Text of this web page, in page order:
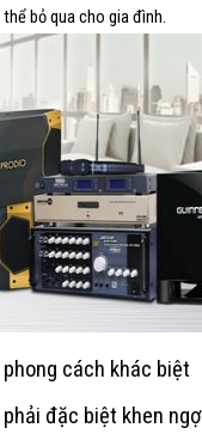
bỏ qua cho gia đình.
cách khác biệt
đặc biệt khen